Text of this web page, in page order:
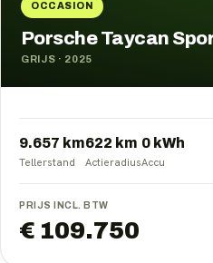
OCCASION
Porsche Taycan
GRIJS · 2025
9.657 km
Tellerstand
622 km
Actieradius
0 kWh
Accu
PRIJS INCL. BTW
€ 109.750